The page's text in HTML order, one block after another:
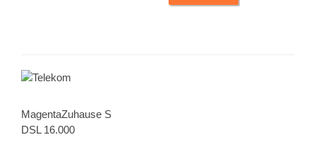
MagentaZuhause S
DSL 16.000